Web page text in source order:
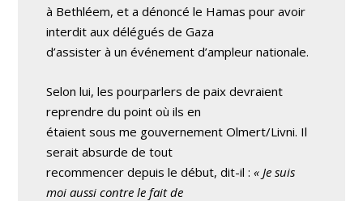
à Bethléem, et a dénoncé le Hamas pour avoir
interdit aux délégués de Gaza
d’assister à un événement d’ampleur nationale.
Selon lui, les pourparlers de paix devraient
reprendre du point où ils en
étaient sous me gouvernement Olmert/Livni. Il
serait absurde de tout
recommencer depuis le début, dit-il :« Je suis
moi aussi contre le fait de